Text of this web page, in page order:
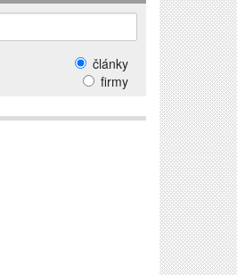
články
firmy